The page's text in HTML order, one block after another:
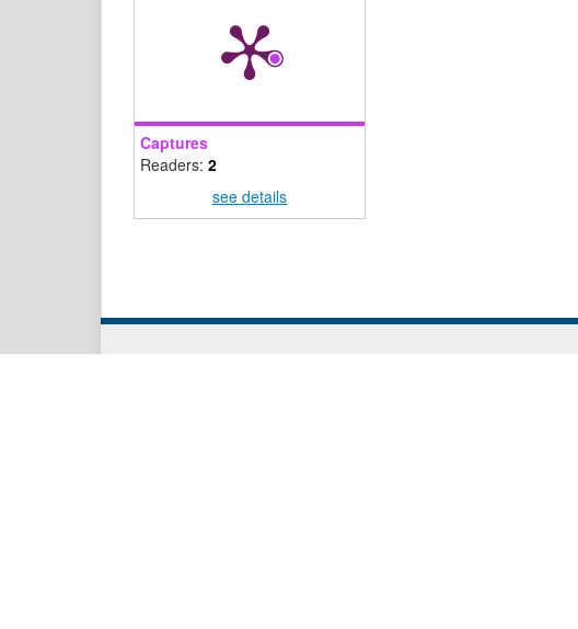
Captures
Readers: 2
see details